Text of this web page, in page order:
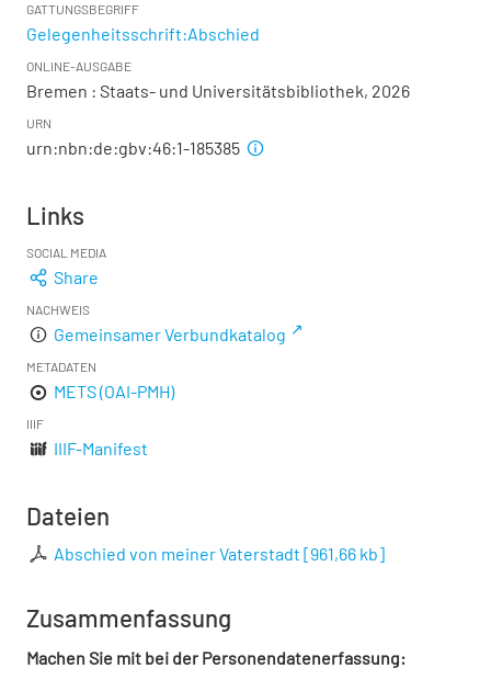
GATTUNGSBEGRIFF
Gelegenheitsschrift:Abschied
ONLINE-AUSGABE
Bremen : Staats- und Universitätsbibliothek, 2026
URN
urn:nbn:de:gbv:46:1-185385
Links
SOCIAL MEDIA
Share
NACHWEIS
Gemeinsamer Verbundkatalog
METADATEN
METS (OAI-PMH)
IIIF
IIIF-Manifest
Dateien
Abschied von meiner Vaterstadt [961,66 kb]
Zusammenfassung
Machen Sie mit bei der Personendatenerfassung: